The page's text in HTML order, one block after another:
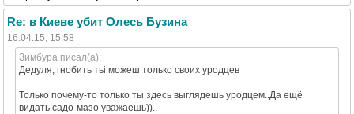
Re: в Киеве убит Олесь Бузина
16.04.15, 15:58
Зимбура писал(а):
Дедуля, гнобить тьі можеш только своих уродцев
--------------------------------------------------
Только почему-то только ты здесь выглядешь уродцем..Да ещё
видать садо-мазо уважаешь))..